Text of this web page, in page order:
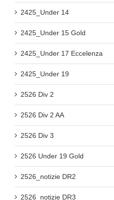
2425_Under 14
2425_Under 15 Gold
2425_Under 17 Eccelenza
2425_Under 19
2526 Div 2
2526 Div 2 AA
2526 Div 3
2526 Under 19 Gold
2526_notizie DR2
2526_notizie DR3